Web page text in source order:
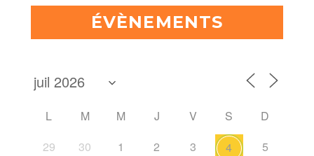
ÉVÈNEMENTS
L M M J V S
D
29
30 1 2 3 4 5